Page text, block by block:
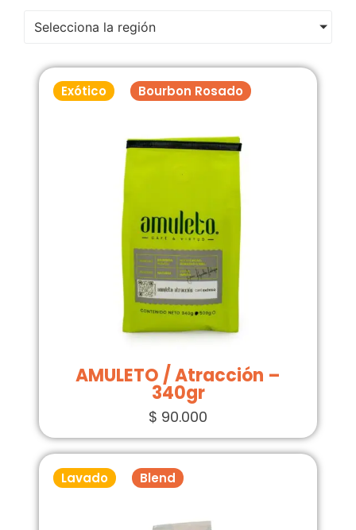
Selecciona la región
Exótico Bourbon Rosado
AMULETO / Atracción –
340gr
$ 90.000
Lavado Blend